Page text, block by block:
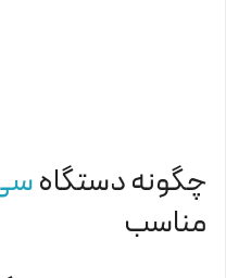
چگونه دستگاه
مناسب